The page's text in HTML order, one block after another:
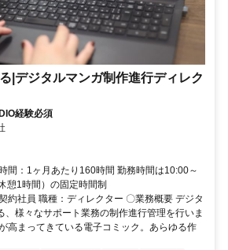
|デジタルマンガ制作進行ディレク
経験必須
間：1ヶ月あたり160時間 勤務時間は10:00～
憩1時間）の固定時間制
約社員 職種：ディレクター 〇業務概要 デジタ
、様々なサポート業務の制作進行管理を行いま
高まってきている電子コミック。あらゆる作